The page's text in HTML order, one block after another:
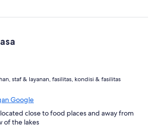
staf & layanan, fasilitas, kondisi & fasilitas
Google
close to food places and away from
of the lakes